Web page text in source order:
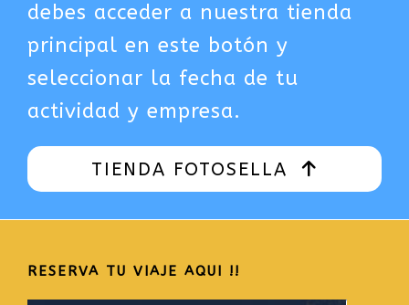
debes acceder a nuestra tienda
principal en este botón y
seleccionar la fecha de tu
actividad y empresa.
TIENDA FOTOSELLA
RESERVA TU VIAJE AQUI !!